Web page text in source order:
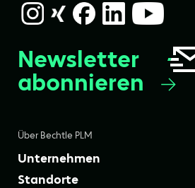
Über Bechtle PLM
Unternehmen
Standorte
Newsletter
abonnieren